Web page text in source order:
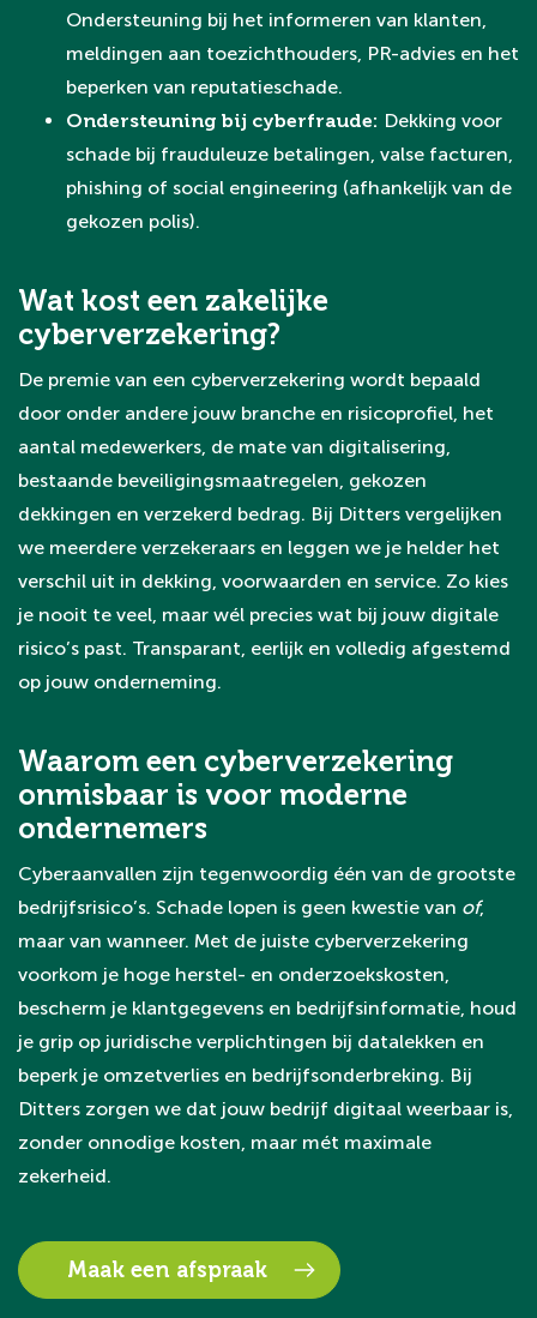
Ondersteuning bij het informeren van klanten,
meldingen aan toezichthouders, PR-advies en het
beperken van reputatieschade.
Ondersteuning bij cyberfraude: Dekking voor
schade bij frauduleuze betalingen, valse facturen,
phishing of social engineering (afhankelijk van de
gekozen polis).
Wat kost een zakelijke
cyberverzekering?
De premie van een cyberverzekering wordt bepaald
door onder andere jouw branche en risicoprofiel, het
aantal medewerkers, de mate van digitalisering,
bestaande beveiligingsmaatregelen, gekozen
dekkingen en verzekerd bedrag. Bij Ditters vergelijken
we meerdere verzekeraars en leggen we je helder het
verschil uit in dekking, voorwaarden en service. Zo kies
je nooit te veel, maar wél precies wat bij jouw digitale
risico’s past. Transparant, eerlijk en volledig afgestemd
op jouw onderneming.
Waarom een cyberverzekering
onmisbaar is voor moderne
ondernemers
Cyberaanvallen zijn tegenwoordig één van de grootste
bedrijfsrisico’s. Schade lopen is geen kwestie van of,
maar van wanneer. Met de juiste cyberverzekering
voorkom je hoge herstel- en onderzoekskosten,
bescherm je klantgegevens en bedrijfsinformatie, houd
je grip op juridische verplichtingen bij datalekken en
beperk je omzetverlies en bedrijfsonderbreking. Bij
Ditters zorgen we dat jouw bedrijf digitaal weerbaar is,
zonder onnodige kosten, maar mét maximale
zekerheid.
Maak een afspraak